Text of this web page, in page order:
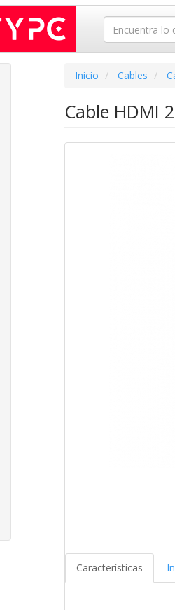
Inicio Cables
Cable HDMI
Características